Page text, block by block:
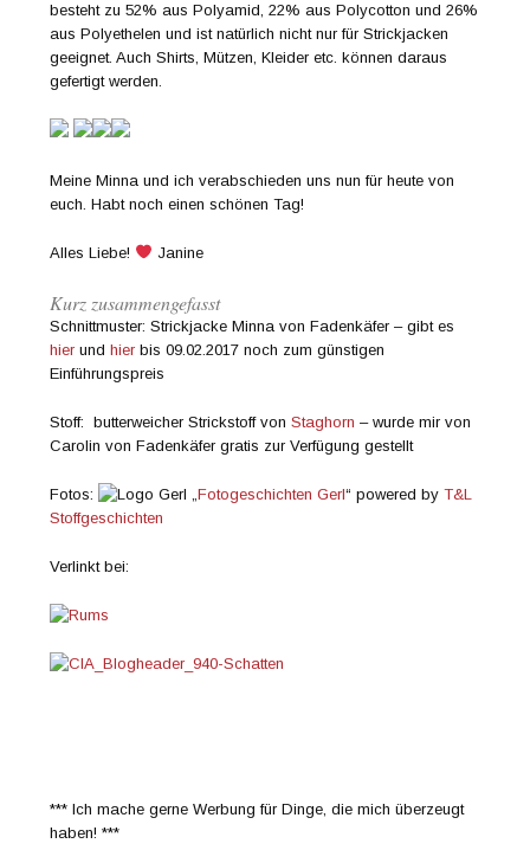
besteht zu 52% aus Polyamid, 22% aus Polycotton und 26%
aus Polyethelen und ist natürlich nicht nur für Strickjacken
geeignet. Auch Shirts, Mützen, Kleider etc. können daraus
gefertigt werden.
Meine Minna und ich verabschieden uns nun für heute von
euch. Habt noch einen schönen Tag!
Alles Liebe! Janine
Kurz zusammengefasst
Schnittmuster: Strickjacke Minna von Fadenkäfer – gibt es
hier undhier bis 09.02.2017 noch zum günstigen
Einführungspreis
Stoff: butterweicher Strickstoff vonStaghorn – wurde mir von
Carolin von Fadenkäfer gratis zur Verfügung gestellt
Fotos: „Fotogeschichten Gerl“ powered byT&L
Stoffgeschichten
Verlinkt bei:
*** Ich mache gerne Werbung für Dinge, die mich überzeugt
haben! ***